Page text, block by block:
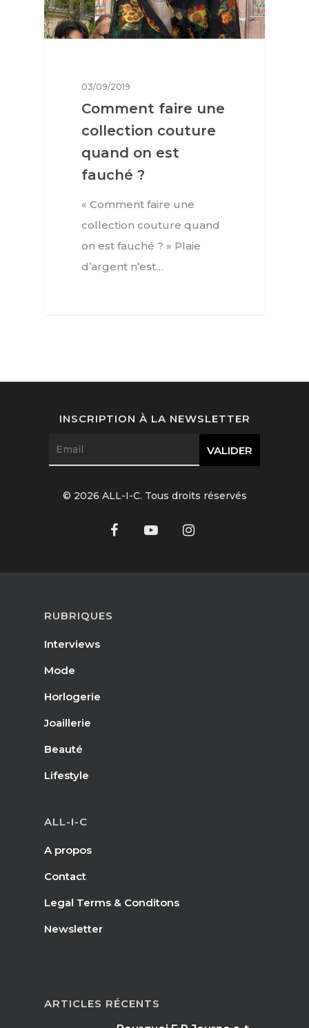
03/09/2019
Comment faire une
collection couture
quand on est
fauché ?
« Comment faire une
collection couture quand
on est fauché ? » Plaie
d’argent n’est…
RUBRIQUES
Interviews
Mode
Horlogerie
Joaillerie
Beauté
Lifestyle
ALL-I-C
A propos
Contact
Legal Terms & Conditons
Newsletter
ARTICLES RÉCENTS
INSCRIPTION À LA NEWSLETTER
© 2026 ALL-I-C. Tous droits réservés